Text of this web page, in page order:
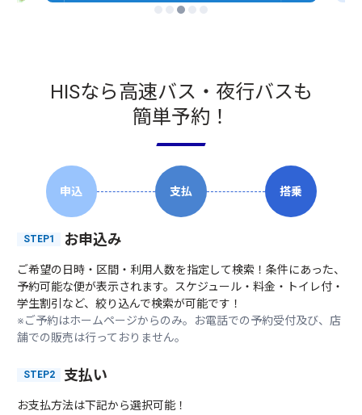
HISなら高速バス・夜行バスも
簡単予約！
申込 支払 搭乗
STEP1 お申込み
ご希望の日時・区間・利用人数を指定して検索！条件にあった、
予約可能な便が表示されます。スケジュール・料金・トイレ付・
学生割引など、絞り込んで検索が可能です！
※ご予約はホームページからのみ。お電話での予約受付及び、店
舗での販売は行っておりません。
STEP2 支払い
お支払方法は下記から選択可能！